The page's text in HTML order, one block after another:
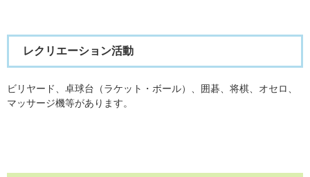
レクリエーション活動
ビリヤード、卓球台（ラケット・ボール）、囲碁、将棋、オセロ、
マッサージ機等があります。